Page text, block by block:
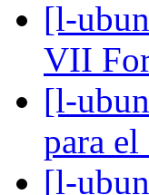
[l-
VII
[l-
para
[l-